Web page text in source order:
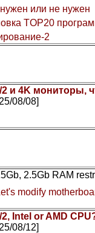
или не нужен
TOP20
2
2 и 4K мониторы,
08/08]
2.5Gb RAM
modify
2, Intel or AMD
08/12]